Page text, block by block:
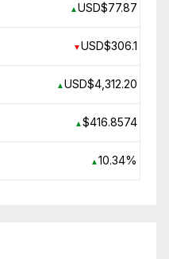
▲USD$77.87
▼USD$306.1
▲USD$4,312.20
▲$416.8574
▲10.34%